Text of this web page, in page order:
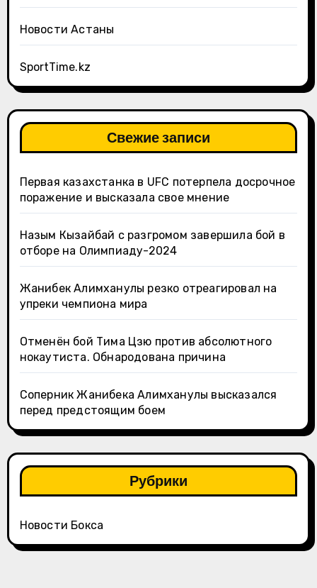
Новости Астаны
SportTime.kz
Свежие записи
Первая казахстанка в UFC потерпела досрочное
поражение и высказала свое мнение
Назым Кызайбай с разгромом завершила бой в
отборе на Олимпиаду-2024
Жанибек Алимханулы резко отреагировал на
упреки чемпиона мира
Отменён бой Тима Цзю против абсолютного
нокаутиста. Обнародована причина
Соперник Жанибека Алимханулы высказался
перед предстоящим боем
Рубрики
Новости Бокса